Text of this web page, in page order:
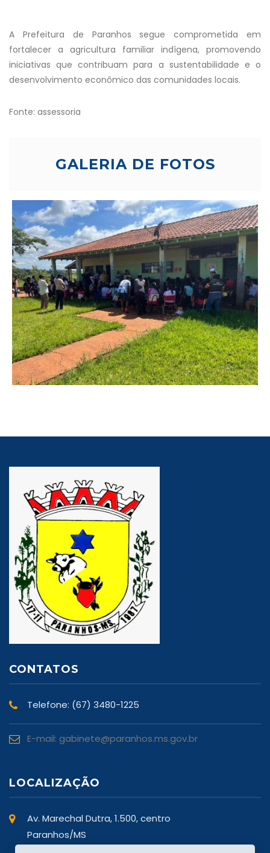
A Prefeitura de Paranhos segue comprometida em
fortalecer a agricultura familiar indígena, promovendo
iniciativas que contribuam para a sustentabilidade e o
desenvolvimento econômico das comunidades locais.
Fonte: assessoria
GALERIA DE FOTOS
CONTATOS
Telefone: (67) 3480-1225
E-mail: gabinete@paranhos.ms.gov.br
LOCALIZAÇÃO
Av. Marechal Dutra, 1.500, centro
Paranhos/MS